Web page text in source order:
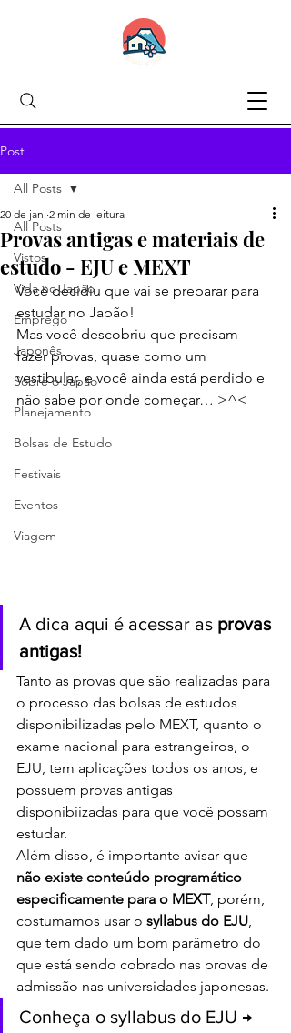
Post
All Posts
Vistos
Vida no Japão
Emprego
Japonês
Sobre o Japão
Planejamento
Bolsas de Estudo
Festivais
Eventos
Viagem
All Posts
Provas antigas e materiais de
estudo - EJU e MEXT
20 de jan. 2 min de leitura
Você decidiu que vai se preparar para
estudar no Japão!
Mas você descobriu que precisam
fazer provas, quase como um
vestibular, e você ainda está perdido e
não sabe por onde começar… >^<
A dica aqui é acessar as provas
antigas!
Tanto as provas que são realizadas para
o processo das bolsas de estudos
disponibilizadas pelo MEXT, quanto o
exame nacional para estrangeiros, o
EJU, tem aplicações todos os anos, e
possuem provas antigas
disponibiizadas para que você possam
estudar.
Além disso, é importante avisar que
não existe conteúdo programático
especificamente para o MEXT, porém,
costumamos usar o syllabus do EJU,
que tem dado um bom parâmetro do
que está sendo cobrado nas provas de
admissão nas universidades japonesas.
Conheça o syllabus do EJU →